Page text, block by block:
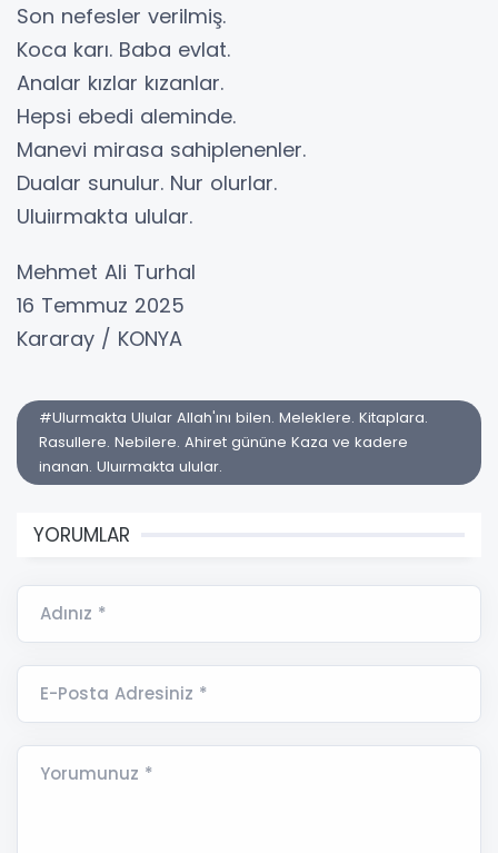
Son nefesler verilmiş.
Koca karı. Baba evlat.
Analar kızlar kızanlar.
Hepsi ebedi aleminde.
Manevi mirasa sahiplenenler.
Dualar sunulur. Nur olurlar.
Uluiırmakta ulular.
Mehmet Ali Turhal
16 Temmuz 2025
Kararay / KONYA
#Ulurmakta Ulular Allah'ını bilen. Meleklere. Kitaplara.
Rasullere. Nebilere. Ahiret gününe Kaza ve kadere
inanan. Uluırmakta ulular.
YORUMLAR
Adınız *
E-Posta Adresiniz *
Yorumunuz *